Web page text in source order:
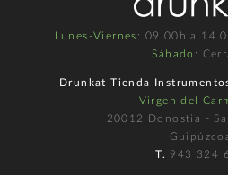
Lunes-Viernes : 09.00h a
Sábado :
Drunkat Tienda
Virgen del
20012 Donostia -
T. 943 324